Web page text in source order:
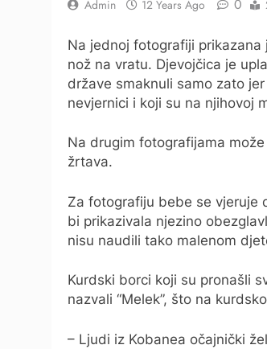
Admin 12 Years Ago 0
Na jednoj fotografiji
nož na vratu. Djevojčica je
države smaknuli samo zato
nevjernici i koji su na njihovoj
Na drugim fotografijama
žrtava.
Za fotografiju bebe se vjeruje
bi prikazivala njezino
nisu naudili tako malenom
Kurdski borci koji su pronašli
nazvali “Melek”, što na
– Ljudi iz Kobanea očajnički